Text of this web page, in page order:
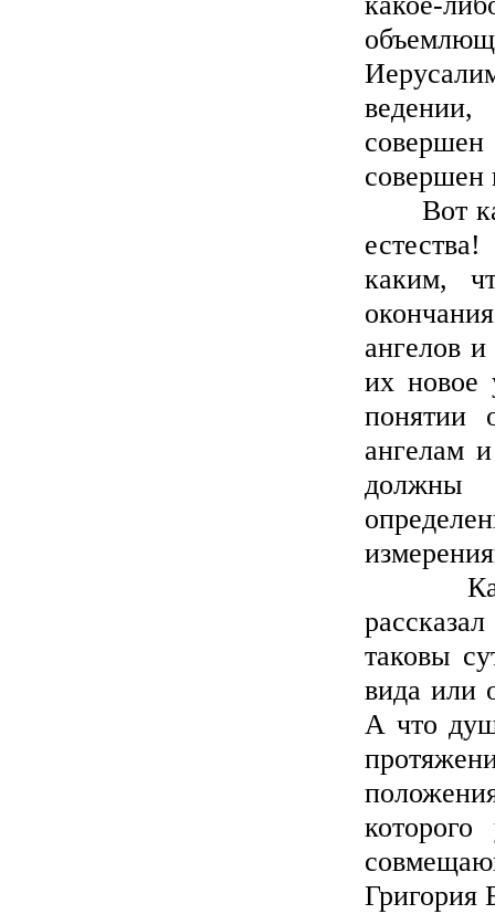
совершен
Вот как
каким,
ангелов
их новое
понятии
ангелам
должны
таковы
вида или
А что
Григория